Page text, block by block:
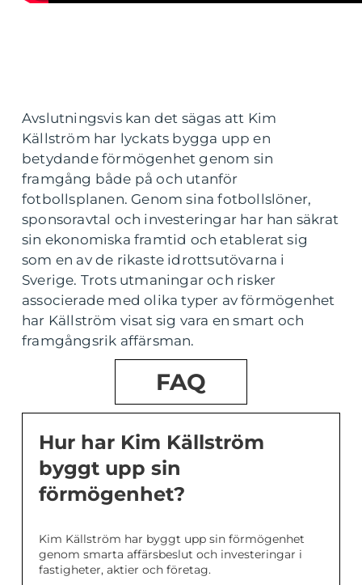
Avslutningsvis kan det sägas att Kim
Källström har lyckats bygga upp en
betydande förmögenhet genom sin
framgång både på och utanför
fotbollsplanen. Genom sina fotbollslöner,
sponsoravtal och investeringar har han säkrat
sin ekonomiska framtid och etablerat sig
som en av de rikaste idrottsutövarna i
Sverige. Trots utmaningar och risker
associerade med olika typer av förmögenhet
har Källström visat sig vara en smart och
framgångsrik affärsman.
FAQ
Hur har Kim Källström
byggt upp sin
förmögenhet?
Kim Källström har byggt upp sin förmögenhet
genom smarta affärsbeslut och investeringar i
fastigheter, aktier och företag.